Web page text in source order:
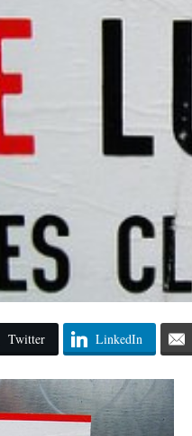
Twitter LinkedIn